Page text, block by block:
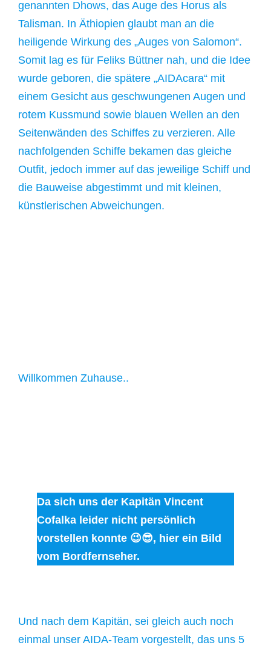
genannten Dhows, das Auge des Horus als
Talisman. In Äthiopien glaubt man an die
heiligende Wirkung des „Auges von Salomon“.
Somit lag es für Feliks Büttner nah, und die Idee
wurde geboren, die spätere „AIDAcara“ mit
einem Gesicht aus geschwungenen Augen und
rotem Kussmund sowie blauen Wellen an den
Seitenwänden des Schiffes zu verzieren. Alle
nachfolgenden Schiffe bekamen das gleiche
Outfit, jedoch immer auf das jeweilige Schiff und
die Bauweise abgestimmt und mit kleinen,
künstlerischen Abweichungen.
Willkommen Zuhause..
Da sich uns der Kapitän Vincent
Cofalka leider nicht persönlich
vorstellen konnte 😉😎, hier ein Bild
vom Bordfernseher.
Und nach dem Kapitän, sei gleich auch noch
einmal unser AIDA-Team vorgestellt, das uns 5